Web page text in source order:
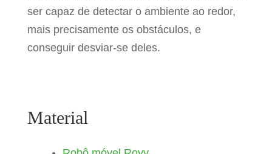
ser capaz de detectar o ambiente ao redor,
mais precisamente os obstáculos, e
conseguir desviar-se deles.
Material